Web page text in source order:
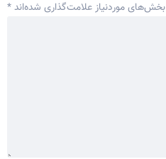
بخش‌های موردنیاز علامت‌گذاری شده‌اند*